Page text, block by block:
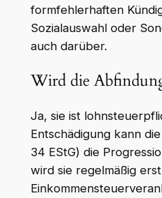
formfehlerhaften
Sozialauswahl oder
auch darüber.
Wird die
Ja, sie ist
Entschädigung kann
34 EStG) die
wird sie regelmäßig